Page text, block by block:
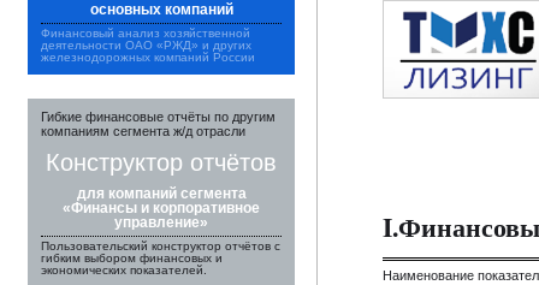
основных компаний
Финансовый анализ хозяйственной
деятельности ОАО «РЖД» и других
железнодорожных компаний России
Гибкие финансовые отчёты по другим
компаниям сегмента ж/д отрасли
Конструктор отчётов
для компаний сегмента
«Финансы и корпоративное
управление»
Пользовательский конструктор отчётов с
гибким выбором финансовых и
экономических показателей.
Наименование